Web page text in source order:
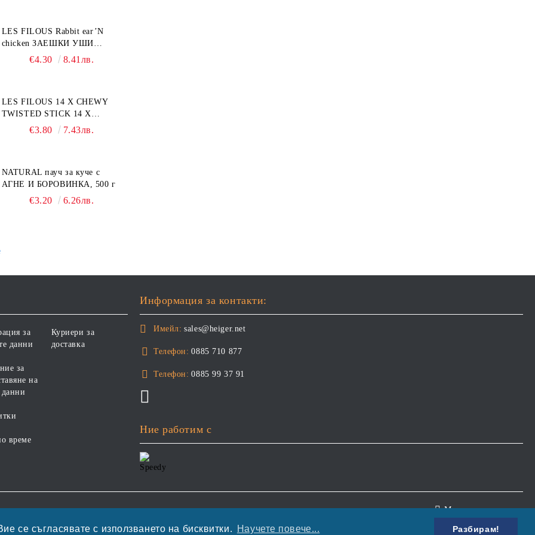
се съгласявате с използването на бисквитки. Научете повече... Разбирам!
LES FILOUS Rabbit ear’N
chicken ЗАЕШКИ УШИ
лакомство за куче, 50 г
€4.30 8.41лв.
LES FILOUS 14 X CHEWY
TWISTED STICK 14 X
ДЪВЧАЩИ ДЕНТАЛНИ
€3.80 7.43лв.
NATURAL пауч за куче с
АГНЕ И БОРОВИНКА, 500 г
€3.20 6.26лв.
за
данни
за
на
време
Куриери за
доставка
Информация за контакти:
Имейл: sales@heiger.net
Телефон: 0885 710 877
Телефон: 0885 99 37 91
Ние работим с
нашата политика Моите лични данни